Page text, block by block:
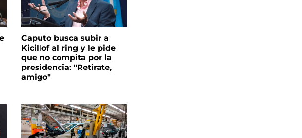
Caputo busca subir a
Kicillof al ring y le pide
que no compita por la
presidencia: "Retirate,
amigo"